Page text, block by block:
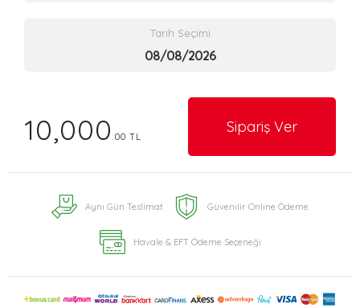
Tarih Seçimi
10,000 .00 TL
Sipariş Ver
Aynı Gün Teslimat Güvenilir Online Ödeme
Havale & EFT Ödeme Seçeneği